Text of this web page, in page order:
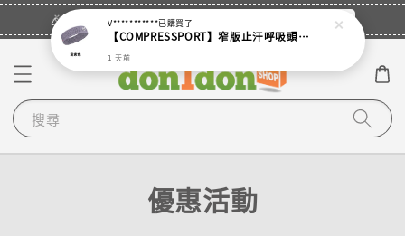
🎉登入會員・領取您的專屬折扣券！ 立即登入
搜尋
優惠活動
V***********已購買了
【COMPRESSPORT】窄版止汗呼吸頭帶2.0_【零碼】
1 天前